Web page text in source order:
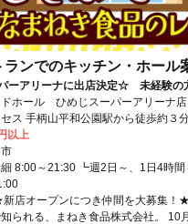
ランでのキッチン・ホール
ーアリーナに出店決定☆ 未経験の
ドホール ひめじスーパーアリーナ店
ス 手柄山平和公園駅から徒歩約３
以上
8:00～21:30 ┗週2日～、1日4時
店オープンにつき仲間を大募集！
られる、まねき食品株式会社。 10